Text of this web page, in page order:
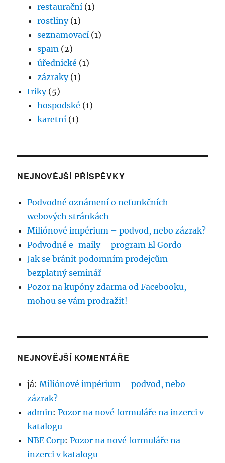
restaurační (1)
rostliny(1)
seznamovací (1)
spam (2)
úřednické (1)
zázraky(1)
triky(5)
hospodské (1)
karetní (1)
NEJNOVĚJŠÍ PŘÍSPĚVKY
Podvodné oznámení o nefunkčních
webových stránkách
Miliónové impérium – podvod, nebo zázrak?
Podvodné e-maily – program El Gordo
Jak se bránit podomním prodejcům –
bezplatný seminář
Pozor na kupóny zdarma od Facebooku,
mohou se vám prodražit!
NEJNOVĚJŠÍ KOMENTÁŘE
já:Miliónové impérium – podvod, nebo
zázrak?
admin:Pozor na nové formuláře na inzerci v
katalogu
NBE Corp:Pozor na nové formuláře na
inzerci v katalogu